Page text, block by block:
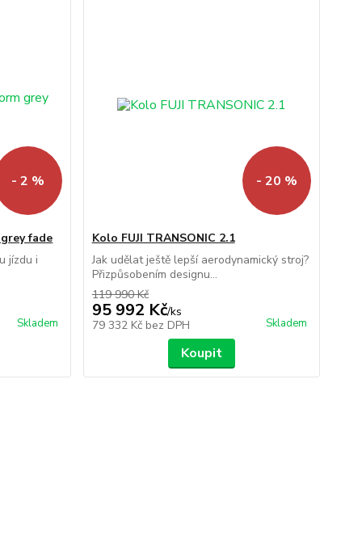
- 2 %
fade
jízdu i
Skladem
- 20 %
Kolo FUJI TRANSONIC 2.1
Jak udělat ještě lepší aerodynamický stroj?
Přizpůsobením designu...
119 990 Kč
95 992 Kč/ks
79 332 Kč bez DPH Skladem
Koupit